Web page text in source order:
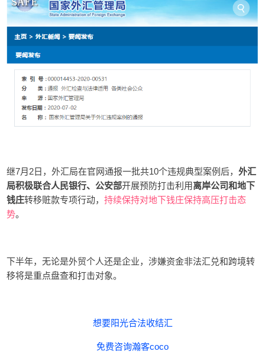
继7月2日，外汇局在官网通报一批共10个违规典型案例后，外汇
局积极联合人民银行、公安部开展预防打击利用离岸公司和地下
钱庄转移赃款专项行动，持续保持对地下钱庄保持高压打击态
势。
下半年，无论是外贸个人还是企业，涉嫌资金非法汇兑和跨境转
移将是重点盘查和打击对象。
想要阳光合法收结汇
免费咨询瀚客coco